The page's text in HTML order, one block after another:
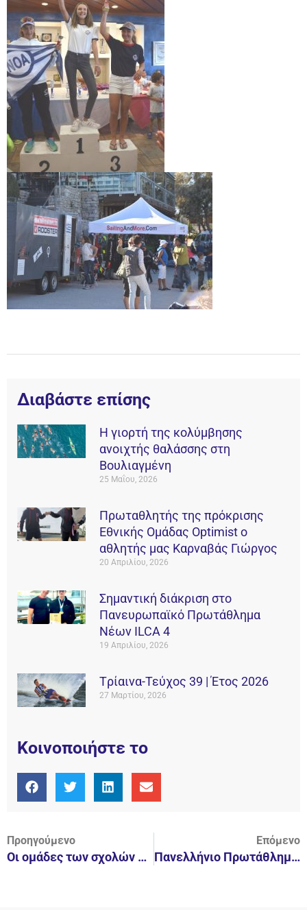
Διαβάστε επίσης
Η γιορτή της κολύμβησης
ανοιχτής θαλάσσης στη
Βουλιαγμένη
25 Μαΐου, 2026
Πρωταθλητής της πρόκρισης
Εθνικής Ομάδας Οptimist ο
αθλητής μας Καρναβάς Γιώργος
20 Απριλίου, 2026
Σημαντική διάκριση στο
Πανευρωπαϊκό Πρωτάθλημα
Νέων ILCA 4
19 Απριλίου, 2026
Tρίαινα-Τεύχος 39 | Έτος 2026
27 Μαρτίου, 2026
Κοινοποιήστε το
Προηγούμενο
Οι ομάδες των σχολών υδατοσφαίρισης για προετοιμασία στην Πάτρα
Επόμενο
Πανελλήνιο Πρωτάθλημα Wakeborad 2017